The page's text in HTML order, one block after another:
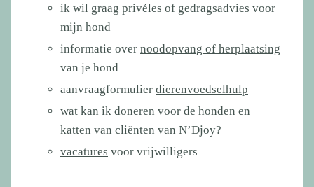
ik wil graag privéles of gedragsadvies voor
mijn hond
informatie over noodopvang of herplaatsing
van je hond
aanvraagformulier dierenvoedselhulp
wat kan ik doneren voor de honden en
katten van cliënten van N’Djoy?
vacatures voor vrijwilligers